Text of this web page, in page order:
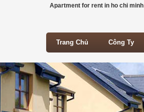
Apartment for rent in ho chi minh
Trang Chủ
Trang Chủ
Công Ty
Công Ty